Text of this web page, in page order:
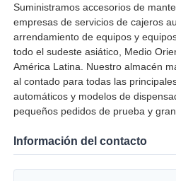
Suministramos accesorios de
empresas de servicios de cajeros
arrendamiento de equipos y
todo el sudeste asiático, Medio
América Latina. Nuestro almacén
al contado para todas las
automáticos y modelos de
pequeños pedidos de prueba y
Información del contacto